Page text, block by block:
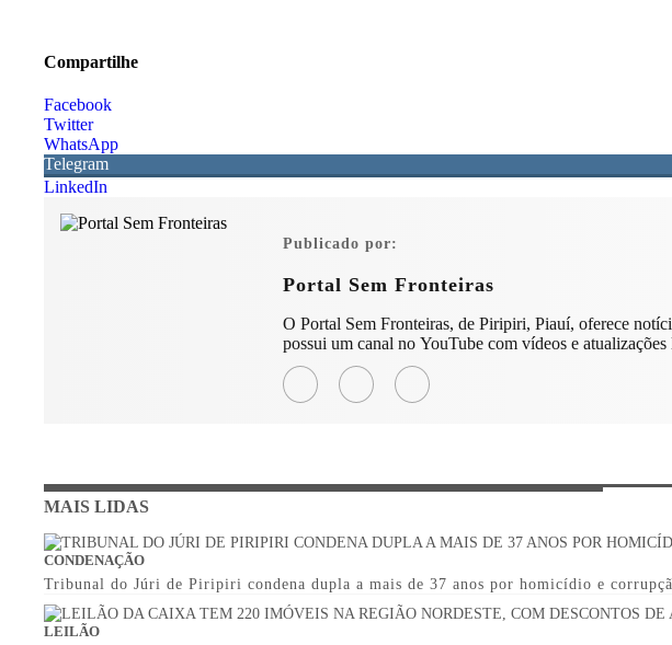
Compartilhe
Facebook
Twitter
WhatsApp
Telegram
LinkedIn
Publicado por:
Portal Sem Fronteiras
O Portal Sem Fronteiras, de Piripiri, Piauí, oferece
possui um canal no YouTube com vídeos e atualizações
MAIS LIDAS
CONDENAÇÃO
Tribunal do Júri de Piripiri condena dupla a mais de 37 anos por homicídio e
LEILÃO